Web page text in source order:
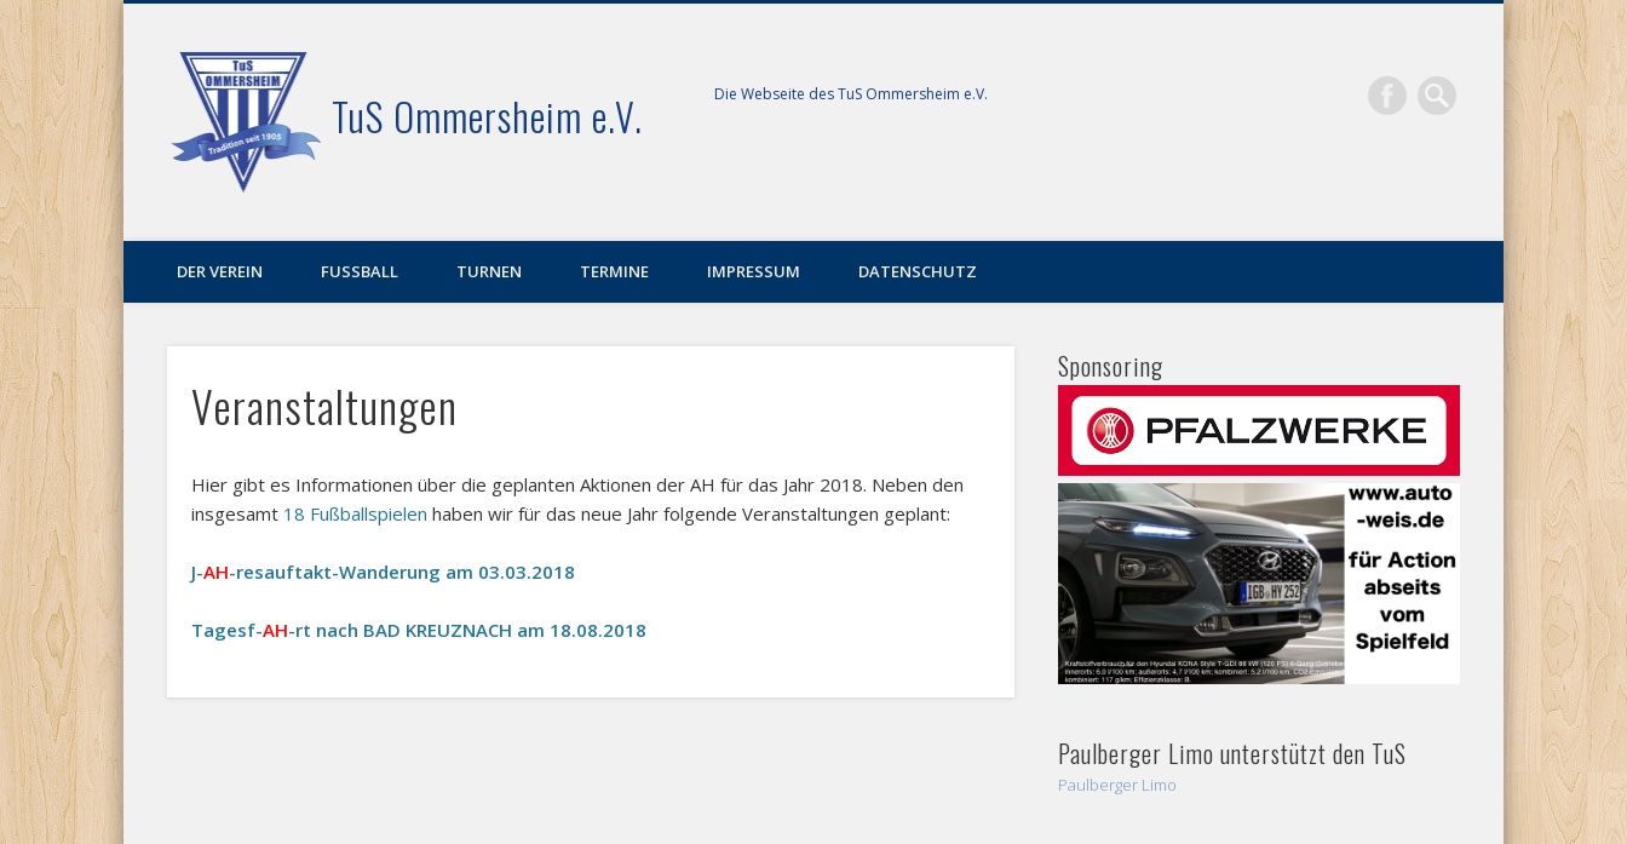
TuS Ommersheim e.V. Die Webseite des TuS Ommersheim e.V.
Facebook
DER VEREIN FUSSBALL TURNEN TERMINE IMPRESSUM DATENSCHUTZ
Veranstaltungen
Hier gibt es Informationen über die geplanten Aktionen der AH für das Jahr 2018. Neben den
insgesamt 18 Fußballspielen haben wir für das neue Jahr folgende Veranstaltungen geplant:
J-AH-resauftakt-Wanderung am 03.03.2018
Tagesf-AH-rt nach BAD KREUZNACH am 18.08.2018
Sponsoring
Paulberger Limo unterstützt den TuS
Paulberger Limo